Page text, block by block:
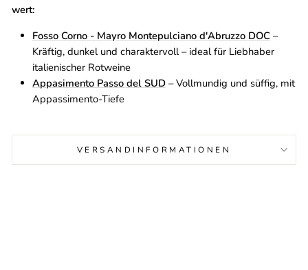
wert:
Fosso Corno - Mayro Montepulciano d'Abruzzo DOC –
Kräftig, dunkel und charaktervoll – ideal für Liebhaber
italienischer Rotweine
Appasimento Passo del SUD – Vollmundig und süffig, mit
Appassimento-Tiefe
VERSANDINFORMATIONEN